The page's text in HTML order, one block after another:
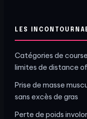
LES
Catégories de
limites de distance
Prise de masse
sans excès de gras
Perte de poids